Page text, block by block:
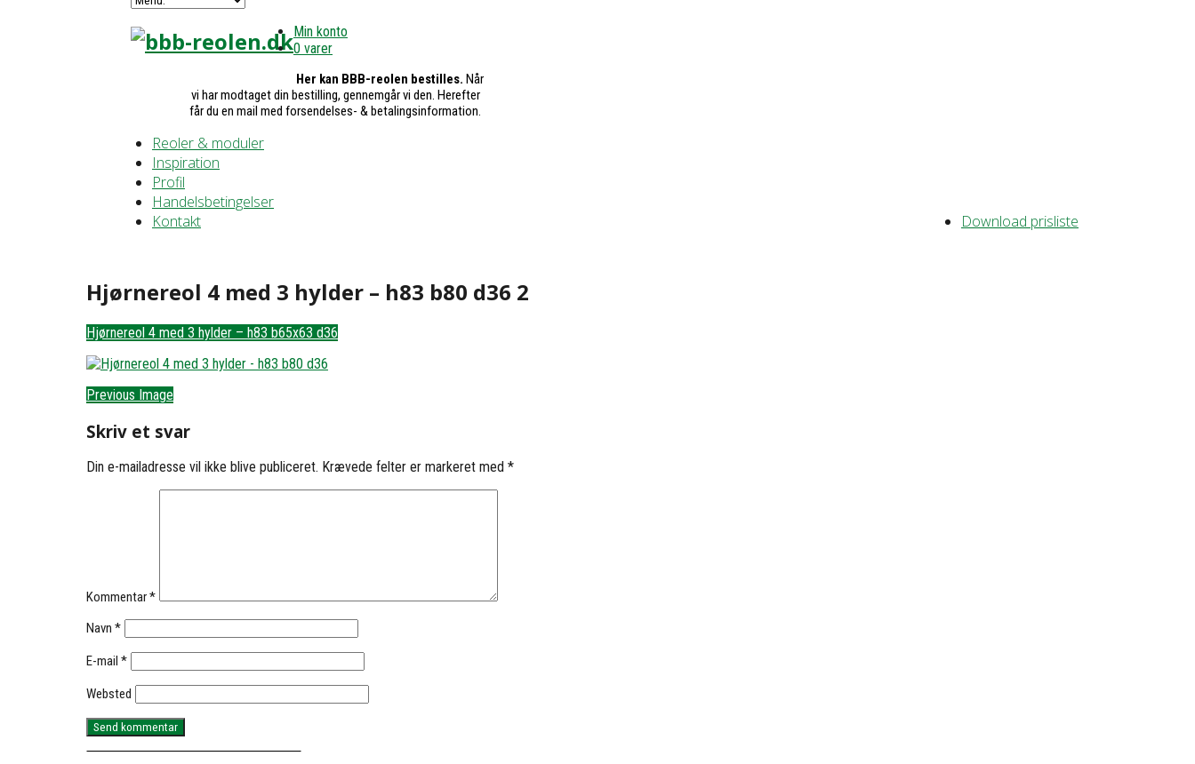
Min konto
0 varer
Her kan BBB-reolen bestilles. Når
vi har modtaget din bestilling, gennemgår vi den. Herefter
får du en mail med forsendelses- & betalingsinformation.
Reoler & moduler
Inspiration
Profil
Handelsbetingelser
Download prisliste
Kontakt
Hjørnereol 4 med 3 hylder – h83 b80 d36 2
Hjørnereol 4 med 3 hylder – h83 b65x63 d36
Previous Image
Skriv et svar
Din e-mailadresse vil ikke blive publiceret. Krævede felter er markeret med *
Kommentar*
Navn *
E-mail *
Websted